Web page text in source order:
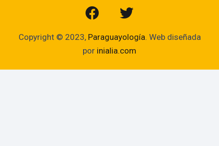
Copyright © 2023, Paraguayología. Web diseñada
por inialia.com